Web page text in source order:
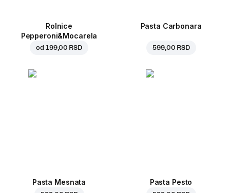
Rolnice
Pepperoni&Mocarela
od 199,00 RSD
Pasta Carbonara
599,00 RSD
Pasta Mesnata Pasta Pesto